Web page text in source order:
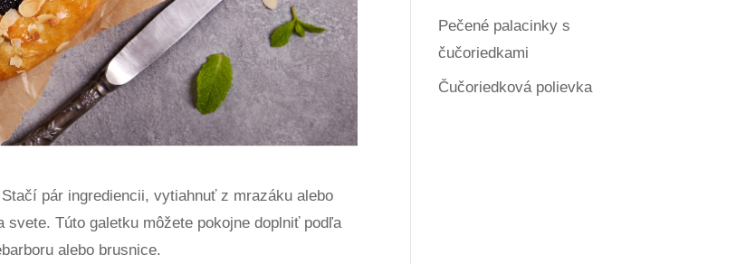
pár ingrediencii, vytiahnuť z mrazáku alebo
Túto galetku môžete pokojne doplniť podľa
alebo brusnice.
Pečené palacinky s
čučoriedkami
Čučoriedková polievka